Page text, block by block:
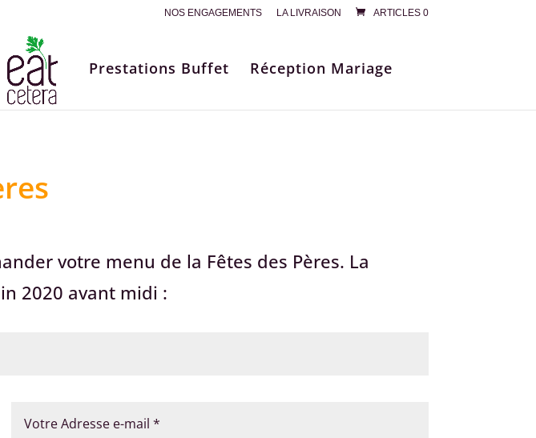
NOS ENGAGEMENTS LA LIVRAISON ARTICLES 0
Prestations Buffet Réception Mariage
votre menu de la Fêtes des Pères. La
2020 avant midi :